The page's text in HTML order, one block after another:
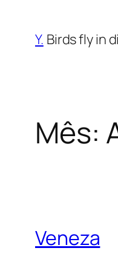
Y. Birds fly in
Mês:
Veneza